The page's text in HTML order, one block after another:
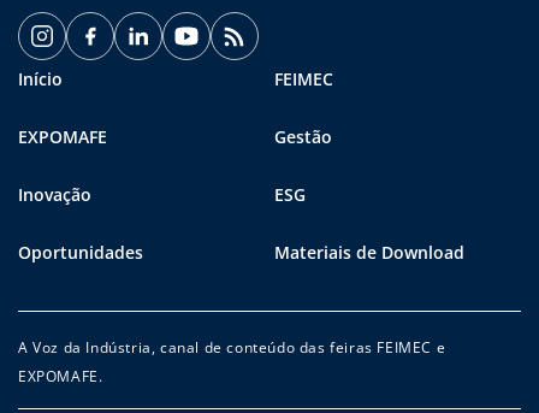
Início FEIMEC
EXPOMAFE Gestão
Inovação ESG
Oportunidades Materiais de Download
A Voz da Indústria, canal de conteúdo das feiras FEIMEC e
EXPOMAFE.